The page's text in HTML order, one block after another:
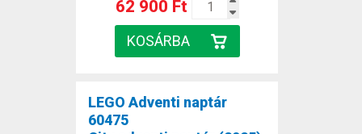
62 900 Ft
LEGO Adventi naptár
60475